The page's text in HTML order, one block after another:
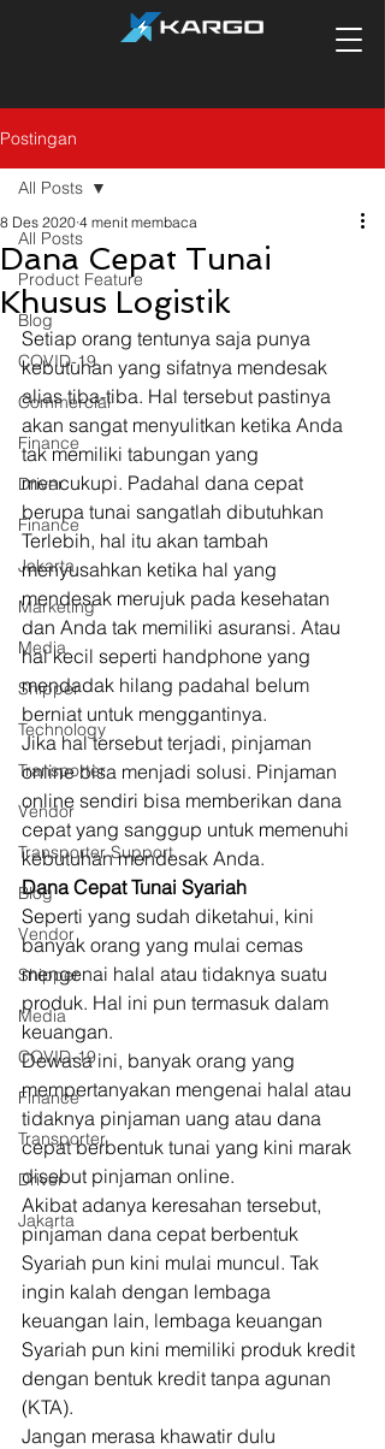
Postingan
All Posts
Product Feature
Blog
COVID-19
Commercial
Finance
Driver
Finance
Jakarta
Marketing
Media
Shipper
Technology
Transporter
Vendor
Transporter Support
Blog
Vendor
Shipper
Media
COVID-19
Finance
Transporter
Driver
Jakarta
All Posts
Dana Cepat Tunai
Khusus Logistik
8 Des 2020 4 menit membaca
Setiap orang tentunya saja punya
kebutuhan yang sifatnya mendesak
alias tiba-tiba. Hal tersebut pastinya
akan sangat menyulitkan ketika Anda
tak memiliki tabungan yang
mencukupi. Padahal dana cepat
berupa tunai sangatlah dibutuhkan
Terlebih, hal itu akan tambah
menyusahkan ketika hal yang
mendesak merujuk pada kesehatan
dan Anda tak memiliki asuransi. Atau
hal kecil seperti handphone yang
mendadak hilang padahal belum
berniat untuk menggantinya.
Jika hal tersebut terjadi, pinjaman
online bisa menjadi solusi. Pinjaman
online sendiri bisa memberikan dana
cepat yang sanggup untuk memenuhi
kebutuhan mendesak Anda.
Dana Cepat Tunai Syariah
Seperti yang sudah diketahui, kini
banyak orang yang mulai cemas
mengenai halal atau tidaknya suatu
produk. Hal ini pun termasuk dalam
keuangan.
Dewasa ini, banyak orang yang
mempertanyakan mengenai halal atau
tidaknya pinjaman uang atau dana
cepat berbentuk tunai yang kini marak
disebut pinjaman online.
Akibat adanya keresahan tersebut,
pinjaman dana cepat berbentuk
Syariah pun kini mulai muncul. Tak
ingin kalah dengan lembaga
keuangan lain, lembaga keuangan
Syariah pun kini memiliki produk kredit
dengan bentuk kredit tanpa agunan
(KTA).
Jangan merasa khawatir dulu